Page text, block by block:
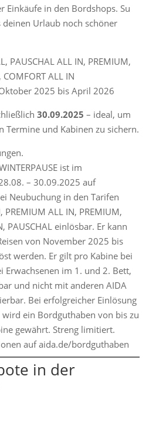
Einkäufe in den Bordshops. Su
deinen Urlaub noch schöner
PAUSCHAL ALL IN, PREMIUM,
ALL IN
2025 bis April 2026
30.09.2025 – ideal, um
Termine und Kabinen zu sichern.
ist im
– 30.09.2025 auf
Neubuchung in den Tarifen
PREMIUM ALL IN, PREMIUM,
PAUSCHAL einlösbar. Er kann
von November 2025 bis
werden. Er gilt pro Kabine bei
Erwachsenen im 1. und 2. Bett,
und nicht mit anderen AIDA
Bei erfolgreicher Einlösung
wird ein Bordguthaben von bis zu
gewährt. Streng limitiert.
auf aida.de/bordguthaben
in der